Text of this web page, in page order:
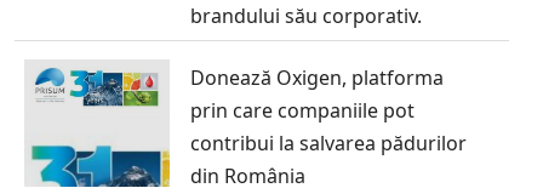
brandului său corporativ.
Donează Oxigen, platforma
prin care companiile pot
contribui la salvarea pădurilor
din România